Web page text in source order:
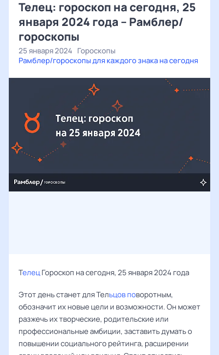
Телец: гороскоп на сегодня, 25
января 2024 года – Рамблер/
гороскопы
25 января 2024 Гороскопы
Рамблер/гороскопы для каждого знака на сегодня
ТелецГороскоп на сегодня, 25 января 2024 года
Этот день станет для Тельцов поворотным,
обозначит их новые цели и возможности. Он может
разжечь их творческие, родительские или
профессиональные амбиции, заставить думать о
повышении социального рейтинга, расширении